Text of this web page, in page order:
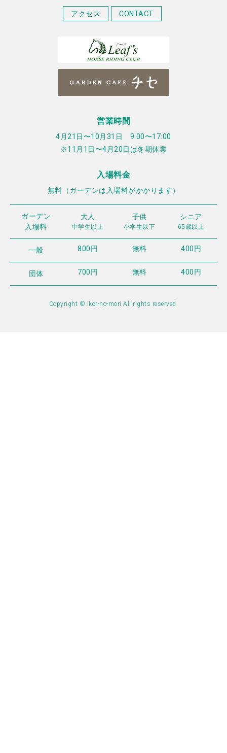
アクセス CONTACT
営業時間
4月21日〜10月31日 9:00〜17:00
※11月1日〜4月20日は冬期休業
入場料金
無料（ガーデンは入場料がかかります）
ガーデン
入場料
大人
中学生以上
子供
小学生以下
シニア
65歳以上
一般 800円 無料 400円
団体 700円 無料 400円
Copyright © ikor-no-mori All rights reserved.